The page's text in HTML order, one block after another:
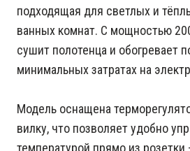
подходящая для светлых и
ванных комнат. С мощностью
сушит полотенца и обогревает
минимальных затратах на
Модель оснащена
вилку, что позволяет удобно
температурой прямо из